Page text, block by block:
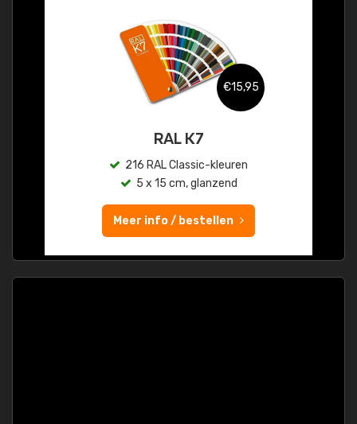
€15,95
RAL K7
216 RAL Classic-kleuren
5 x 15 cm, glanzend
Meer info / bestellen